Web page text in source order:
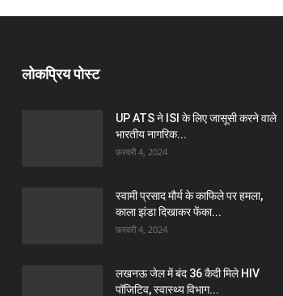
लोकप्रिय पोस्ट
UP ATS ने ISI के लिए जासूसी करने वाले
भारतीय नागरिक...
फ़रवरी 4, 2024
स्वामी प्रसाद मौर्य के काफिले पर हमला,
काला झंडा दिखाकर फेंका...
फ़रवरी 4, 2024
लखनऊ जेल में बंद 36 कैदी मिले HIV
पॉजिटिव, स्वास्थ्य विभाग...